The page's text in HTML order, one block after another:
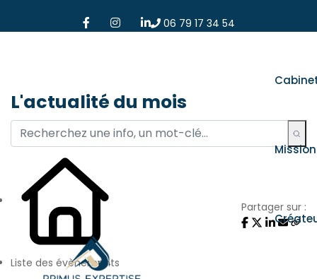
06 79 17 34 54
L'actualité du mois
Liste des évènements
Partager sur :